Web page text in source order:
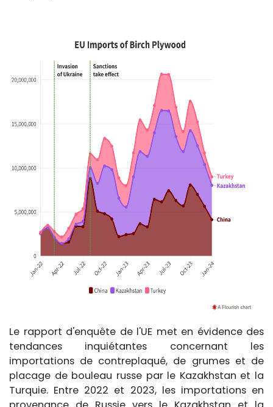
Le rapport d'enquête de l'UE met en évidence des
tendances inquiétantes concernant les
importations de contreplaqué, de grumes et de
placage de bouleau russe par le Kazakhstan et la
Turquie. Entre 2022 et 2023, les importations en